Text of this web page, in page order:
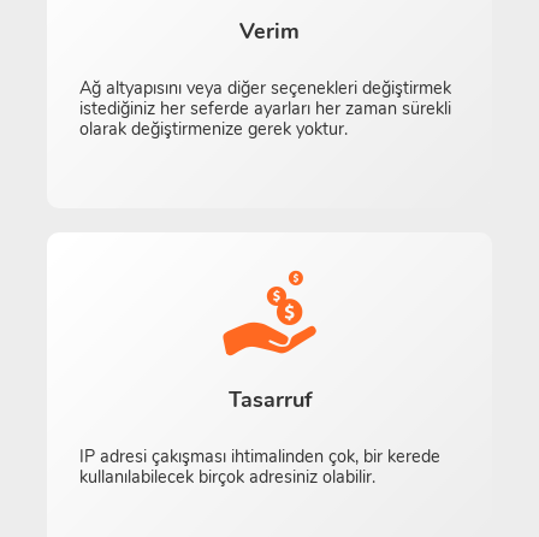
Verim
Ağ altyapısını veya diğer seçenekleri değiştirmek
istediğiniz her seferde ayarları her zaman sürekli
olarak değiştirmenize gerek yoktur.
Tasarruf
IP adresi çakışması ihtimalinden çok, bir kerede
kullanılabilecek birçok adresiniz olabilir.